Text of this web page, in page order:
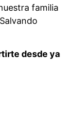
familia
desde ya